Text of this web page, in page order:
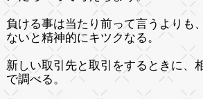
負ける事は当たり前って言うよりも
ないと精神的にキツクなる。
新しい取引先と取引をするときに、
で調べる。